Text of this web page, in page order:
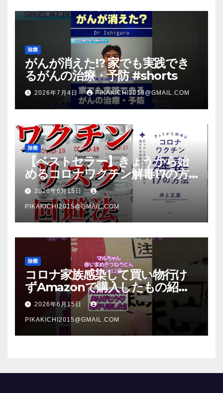
除菌
がんが消えた!? 家でも実践でき
るがんの治療・予防 #shorts
2026年7月4日 PIKAKICHI2015@GMAIL.COM
除菌
【ベストセラー】きょうから始
めるコロナワクチン解毒17の方
法【本要約】
2026年6月15日
PIKAKICHI2015@GMAIL.COM
除菌
コロナ家族感染して買い物行け
ずAmazonで購入したもの紹
介 #Shorts
2026年6月15日
PIKAKICHI2015@GMAIL.COM